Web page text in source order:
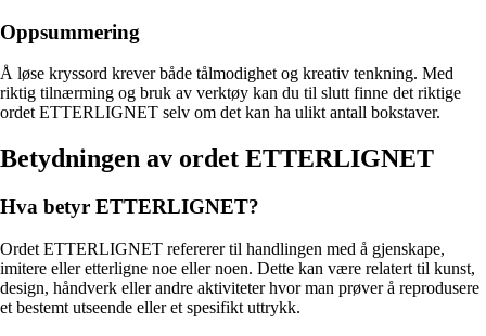
Oppsummering
Å løse kryssord krever både tålmodighet og kreativ tenkning. Med
riktig tilnærming og bruk av verktøy kan du til slutt finne det riktige
ordet ETTERLIGNET selv om det kan ha ulikt antall bokstaver.
Betydningen av ordet ETTERLIGNET
Hva betyr ETTERLIGNET?
Ordet ETTERLIGNET refererer til handlingen med å gjenskape,
imitere eller etterligne noe eller noen. Dette kan være relatert til kunst,
design, håndverk eller andre aktiviteter hvor man prøver å reprodusere
et bestemt utseende eller et spesifikt uttrykk.